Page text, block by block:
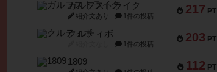
217 PT
ガルフストライク
紹介文あり 1件の投稿
203 PT
クルティボ
1件の投稿
112 PT
1809